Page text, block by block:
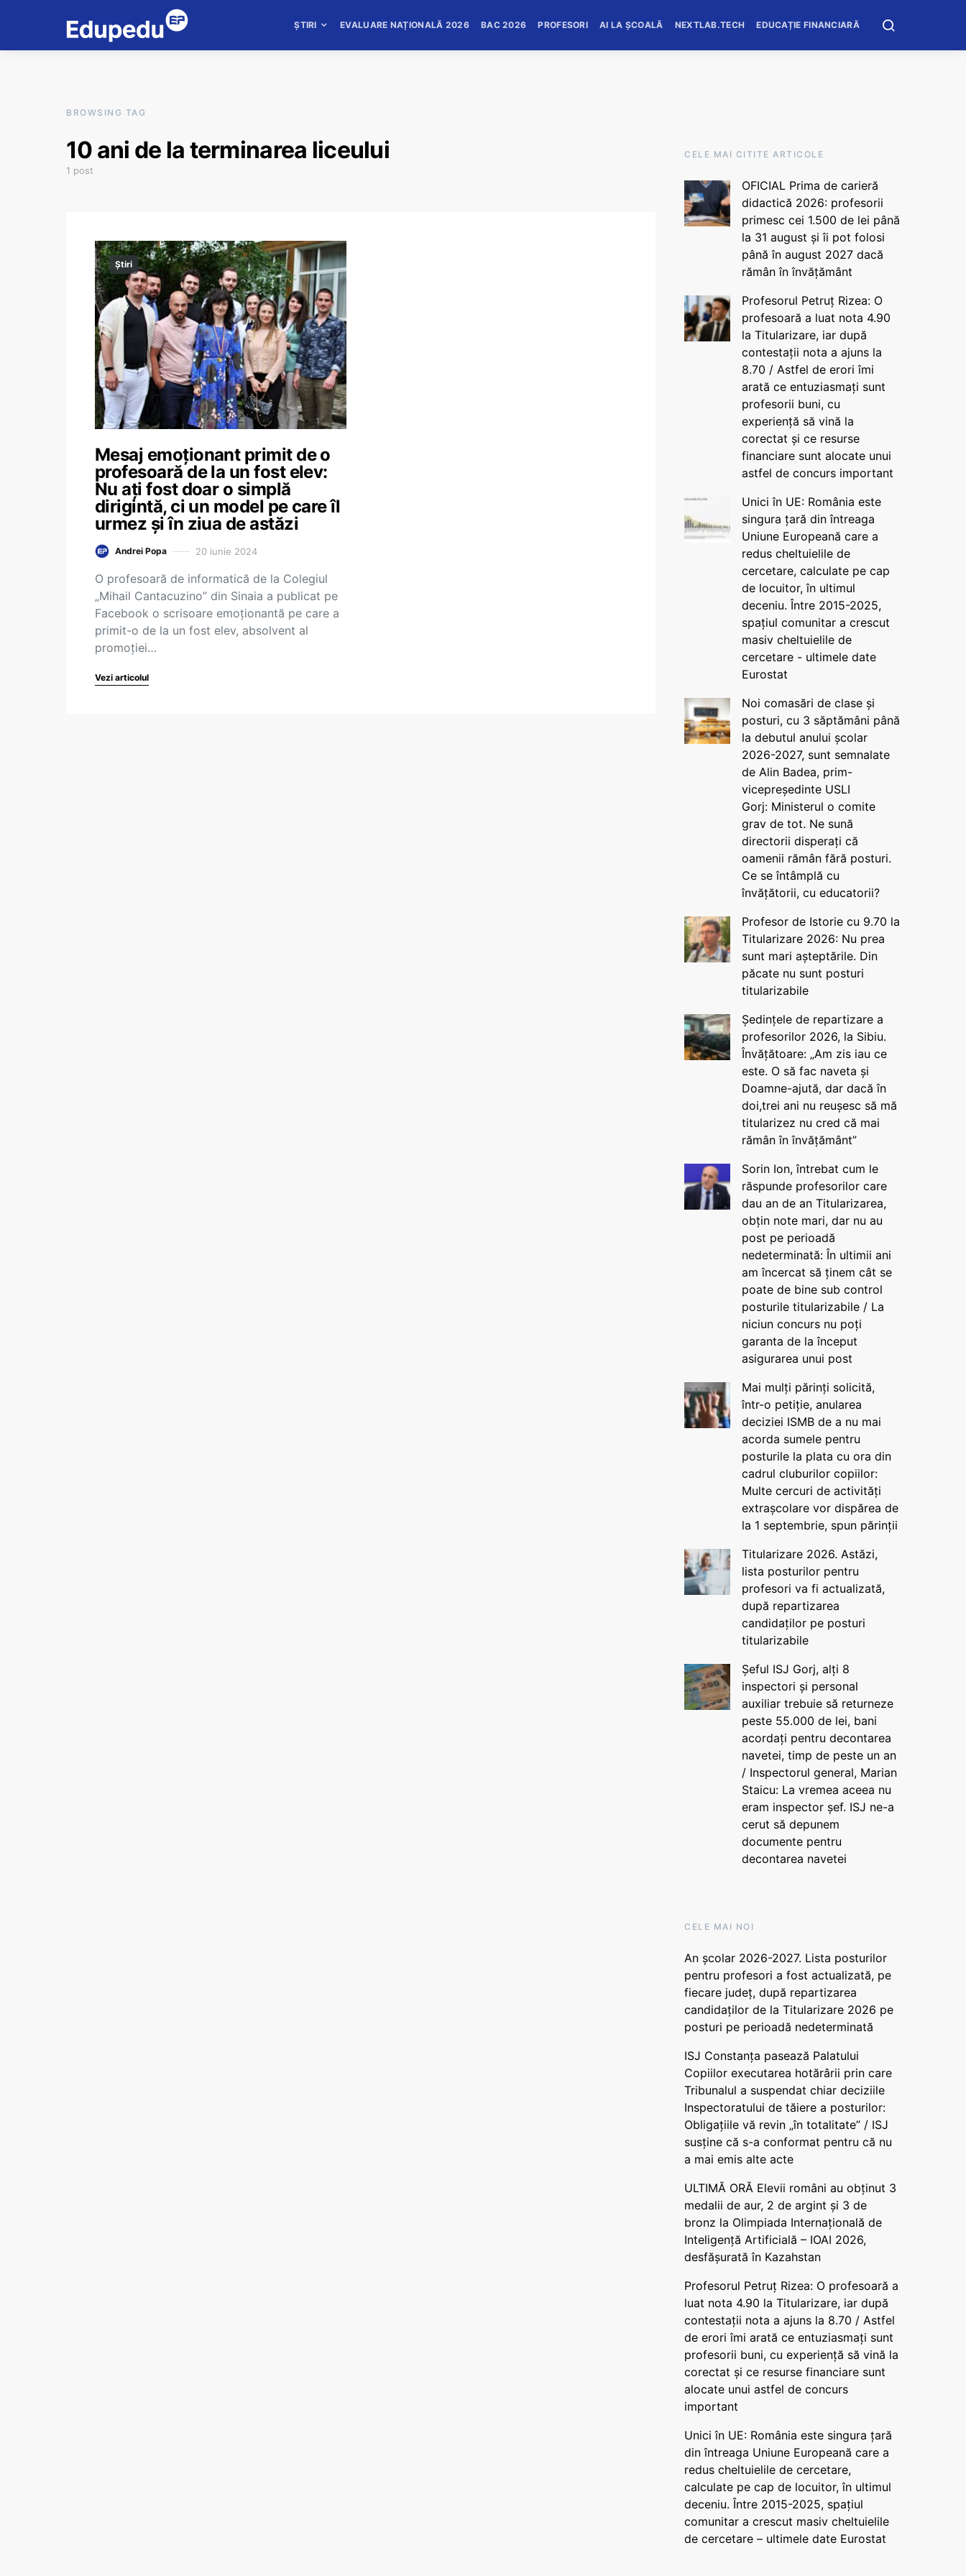
ȘTIRI EVALUARE NAȚIONALĂ 2026 BAC 2026 PROFESORI AI LA ȘCOALĂ NEXTLAB.TECH EDUCAȚIE FINANCIARĂ
BROWSING TAG
10 ani de la terminarea liceului
1 post
Știri
Mesaj emoționant primit de o
profesoară de la un fost elev:
Nu ați fost doar o simplă
dirigintă, ci un model pe care îl
urmez și în ziua de astăzi
Andrei Popa 20 iunie 2024
O profesoară de informatică de la Colegiul
„Mihail Cantacuzino” din Sinaia a publicat pe
Facebook o scrisoare emoționantă pe care a
primit-o de la un fost elev, absolvent al
promoției…
Vezi articolul
CELE MAI CITITE ARTICOLE
OFICIAL Prima de carieră
didactică 2026: profesorii
primesc cei 1.500 de lei până
la 31 august și îi pot folosi
până în august 2027 dacă
rămân în învățământ
Profesorul Petruț Rizea: O
profesoară a luat nota 4.90
la Titularizare, iar după
contestații nota a ajuns la
8.70 / Astfel de erori îmi
arată ce entuziasmați sunt
profesorii buni, cu
experiență să vină la
corectat și ce resurse
financiare sunt alocate unui
astfel de concurs important
Unici în UE: România este
singura țară din întreaga
Uniune Europeană care a
redus cheltuielile de
cercetare, calculate pe cap
de locuitor, în ultimul
deceniu. Între 2015-2025,
spațiul comunitar a crescut
masiv cheltuielile de
cercetare - ultimele date
Eurostat
Noi comasări de clase și
posturi, cu 3 săptămâni până
la debutul anului școlar
2026-2027, sunt semnalate
de Alin Badea, prim-
vicepreședinte USLI
Gorj: Ministerul o comite
grav de tot. Ne sună
directorii disperați că
oamenii rămân fără posturi.
Ce se întâmplă cu
învățătorii, cu educatorii?
Profesor de Istorie cu 9.70 la
Titularizare 2026: Nu prea
sunt mari așteptările. Din
păcate nu sunt posturi
titularizabile
Ședințele de repartizare a
profesorilor 2026, la Sibiu.
Învățătoare: „Am zis iau ce
este. O să fac naveta și
Doamne-ajută, dar dacă în
doi,trei ani nu reușesc să mă
titularizez nu cred că mai
rămân în învățământ”
Sorin Ion, întrebat cum le
răspunde profesorilor care
dau an de an Titularizarea,
obțin note mari, dar nu au
post pe perioadă
nedeterminată: În ultimii ani
am încercat să ținem cât se
poate de bine sub control
posturile titularizabile / La
niciun concurs nu poți
garanta de la început
asigurarea unui post
Mai mulți părinți solicită,
într-o petiție, anularea
deciziei ISMB de a nu mai
acorda sumele pentru
posturile la plata cu ora din
cadrul cluburilor copiilor:
Multe cercuri de activități
extrașcolare vor dispărea de
la 1 septembrie, spun părinții
Titularizare 2026. Astăzi,
lista posturilor pentru
profesori va fi actualizată,
după repartizarea
candidaților pe posturi
titularizabile
Șeful ISJ Gorj, alți 8
inspectori și personal
auxiliar trebuie să returneze
peste 55.000 de lei, bani
acordați pentru decontarea
navetei, timp de peste un an
/ Inspectorul general, Marian
Staicu: La vremea aceea nu
eram inspector șef. ISJ ne-a
cerut să depunem
documente pentru
decontarea navetei
CELE MAI NOI
An școlar 2026-2027. Lista posturilor
pentru profesori a fost actualizată, pe
fiecare județ, după repartizarea
candidaților de la Titularizare 2026 pe
posturi pe perioadă nedeterminată
ISJ Constanța pasează Palatului
Copiilor executarea hotărârii prin care
Tribunalul a suspendat chiar deciziile
Inspectoratului de tăiere a posturilor:
Obligațiile vă revin „în totalitate” / ISJ
susține că s-a conformat pentru că nu
a mai emis alte acte
ULTIMĂ ORĂ Elevii români au obținut 3
medalii de aur, 2 de argint și 3 de
bronz la Olimpiada Internațională de
Inteligență Artificială – IOAI 2026,
desfășurată în Kazahstan
Profesorul Petruț Rizea: O profesoară a
luat nota 4.90 la Titularizare, iar după
contestații nota a ajuns la 8.70 / Astfel
de erori îmi arată ce entuziasmați sunt
profesorii buni, cu experiență să vină la
corectat și ce resurse financiare sunt
alocate unui astfel de concurs
important
Unici în UE: România este singura țară
din întreaga Uniune Europeană care a
redus cheltuielile de cercetare,
calculate pe cap de locuitor, în ultimul
deceniu. Între 2015-2025, spațiul
comunitar a crescut masiv cheltuielile
de cercetare – ultimele date Eurostat